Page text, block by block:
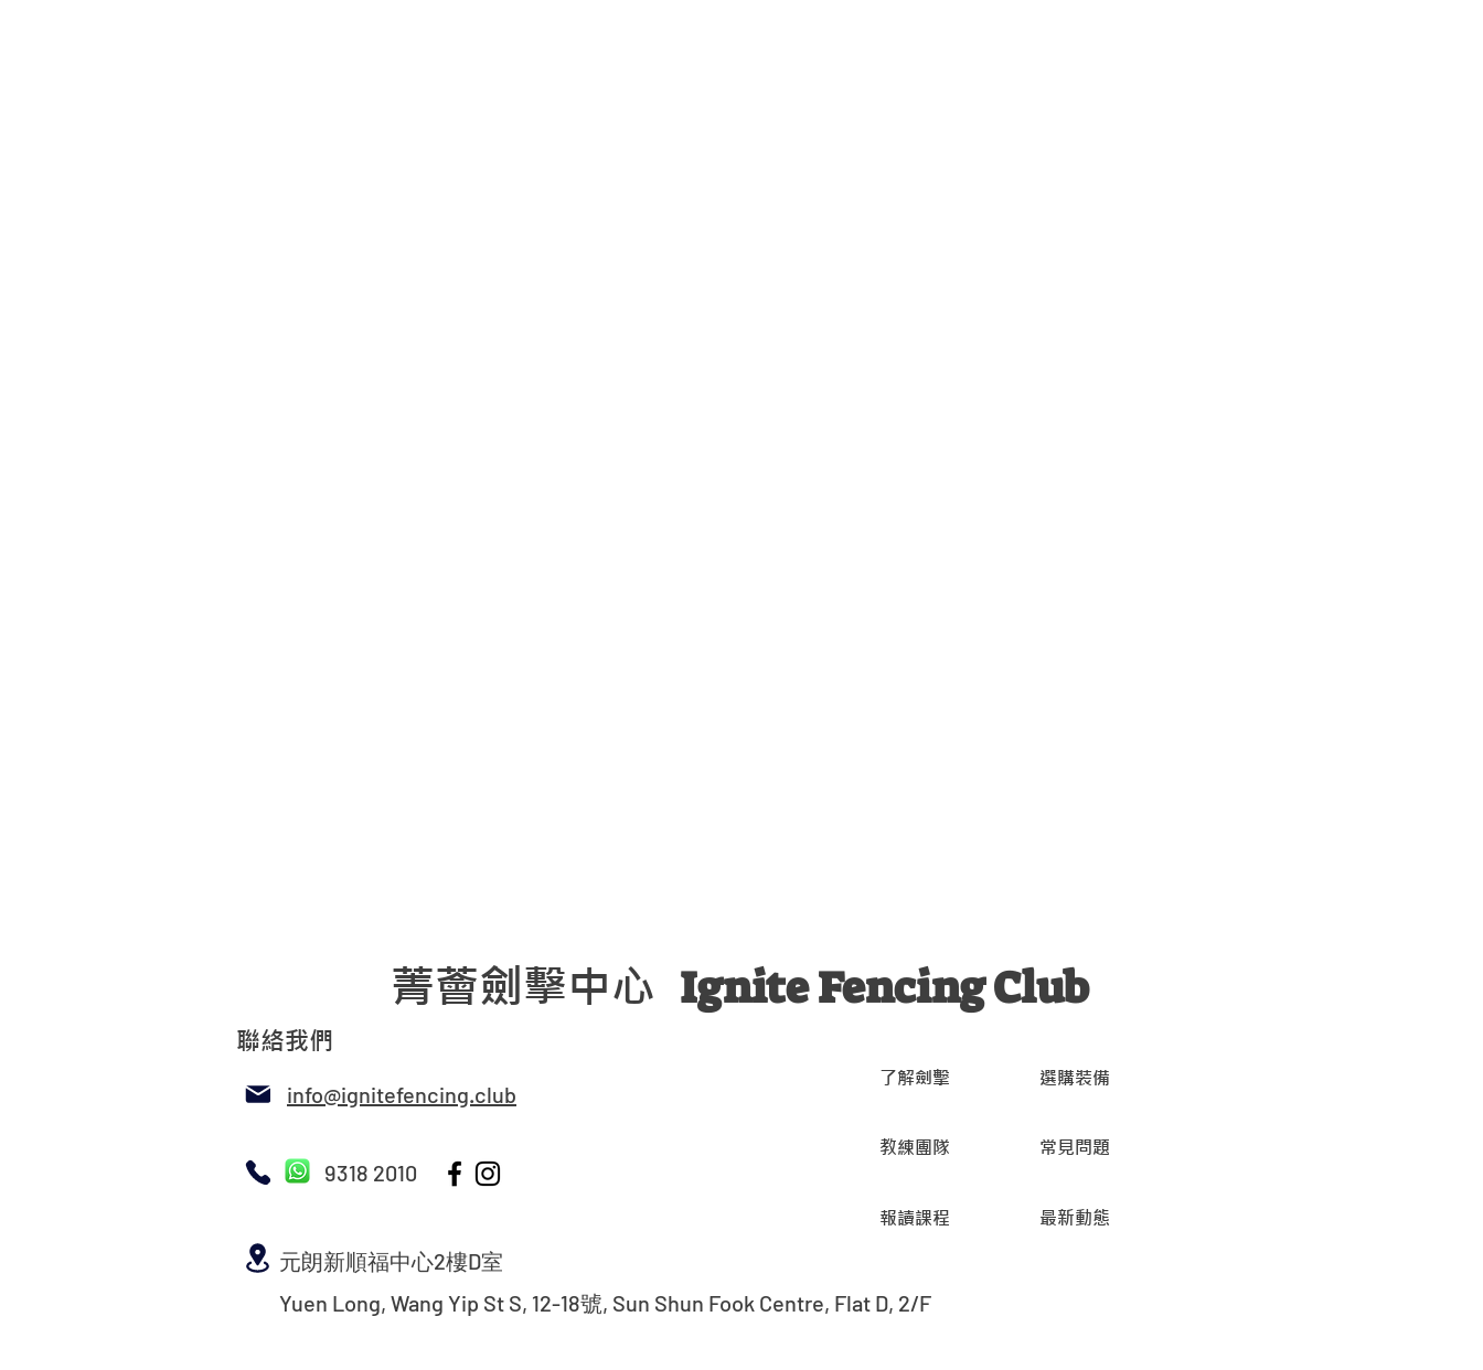
菁薈劍擊中心 Ignite Fencing Club
聯絡我們
info@ignitefencing.club
了解劍擊 選購裝備
9318 2010
教練團隊 常見問題
元朗新順福中心2樓D室
Yuen Long, Wang Yip St S, 12-18號, Sun Shun Fook Centre, Flat D, 2/F
報讀課程 最新動態